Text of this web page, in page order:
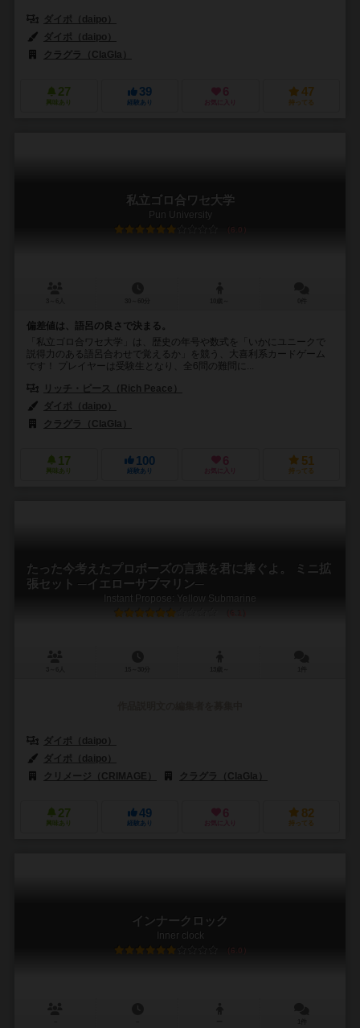
ダイポ（daipo）
ダイポ（daipo）
クラグラ（ClaGla）
27
興味あり
39
経験あり
6
お気に入り
47
持ってる
私立ゴロ合ワセ大学
Pun University
6.0
偏差値は、語呂の良さで決まる。
「私立ゴロ合ワセ大学」は、歴史の年号や数式を「いかにユニークで
説得力のある語呂合わせで覚えるか」を競う、大喜利系カードゲーム
です！ プレイヤーは受験生となり、全6問の難問に...
リッチ・ピース（Rich Peace）
ダイポ（daipo）
クラグラ（ClaGla）
17
興味あり
100
経験あり
6
お気に入り
51
持ってる
たった今考えたプロポーズの言葉を君に捧ぐよ。 ミニ拡
張セット ─イエローサブマリン─
Instant Propose: Yellow Submarine
ダイポ（daipo）
ダイポ（daipo）
クリメージ（CRIMAGE）
クラグラ（ClaGla）
27
興味あり
49
経験あり
6
お気に入り
82
持ってる
インナークロック
Inner clock
6.0